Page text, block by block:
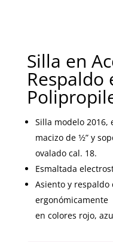
Silla en
Respaldo
Silla modelo
macizo de 1⁄2” y
ovalado cal. 18.
Esmaltada
Asiento y
ergonómicamente
en colores rojo,